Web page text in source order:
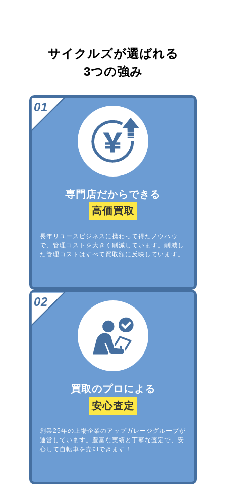
サイクルズが選ばれる
3つの強み
専門店だからできる
高価買取
長年リユースビジネスに携わって得たノウハウ
で、管理コストを大きく削減しています。削減し
た管理コストはすべて買取額に反映しています。
買取のプロによる
安心査定
創業25年の上場企業のアップガレージグループが
運営しています。豊富な実績と丁寧な査定で、安
心して自転車を売却できます！